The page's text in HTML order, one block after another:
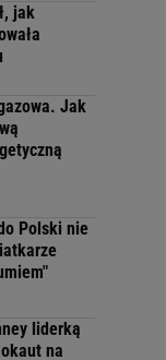
jak
Jak
Polski nie
liderką
na